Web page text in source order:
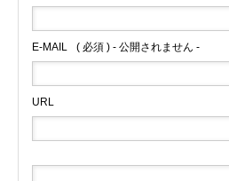
E-MAIL ( 必須 ) - 公開されません -
URL